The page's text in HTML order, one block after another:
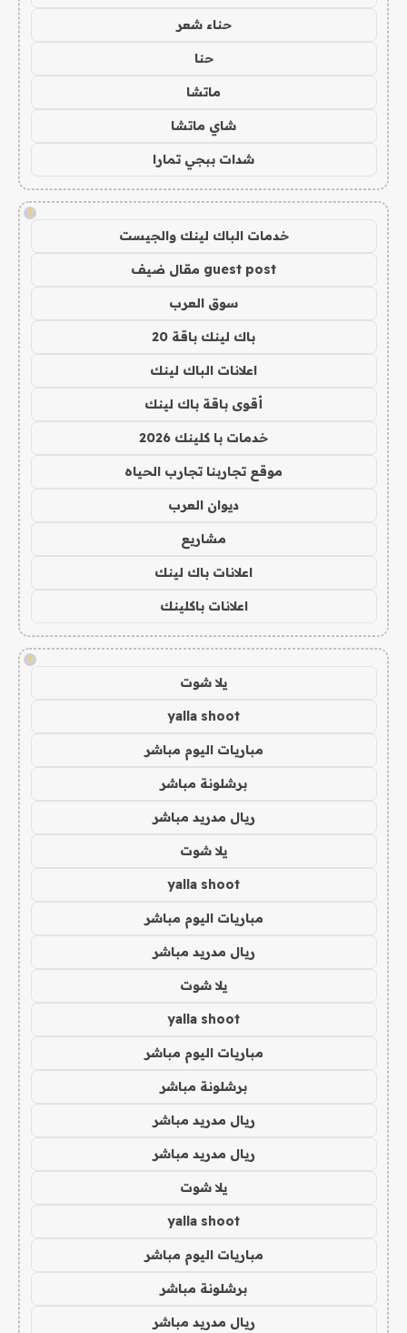
حناء شعر
حنا
ماتشا
شاي ماتشا
شدات ببجي تمارا
!
خدمات الباك لينك والجيست
guest post مقال ضيف
سوق العرب
باك لينك باقة 20
اعلانات الباك لينك
أقوى باقة باك لينك
خدمات با كلينك 2026
موقع تجاربنا تجارب الحياه
ديوان العرب
مشاريع
اعلانات باك لينك
اعلانات باكلينك
!
يلا شوت
yalla shoot
مباريات اليوم مباشر
برشلونة مباشر
ريال مدريد مباشر
يلا شوت
yalla shoot
مباريات اليوم مباشر
ريال مدريد مباشر
يلا شوت
yalla shoot
مباريات اليوم مباشر
برشلونة مباشر
ريال مدريد مباشر
ريال مدريد مباشر
يلا شوت
yalla shoot
مباريات اليوم مباشر
برشلونة مباشر
ريال مدريد مباشر